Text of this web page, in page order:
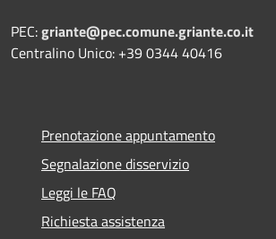
PEC:griante@pec.comune.griante.co.it
Centralino Unico: +39 0344 40416
Prenotazione appuntamento
Segnalazione disservizio
Leggi le FAQ
Richiesta assistenza